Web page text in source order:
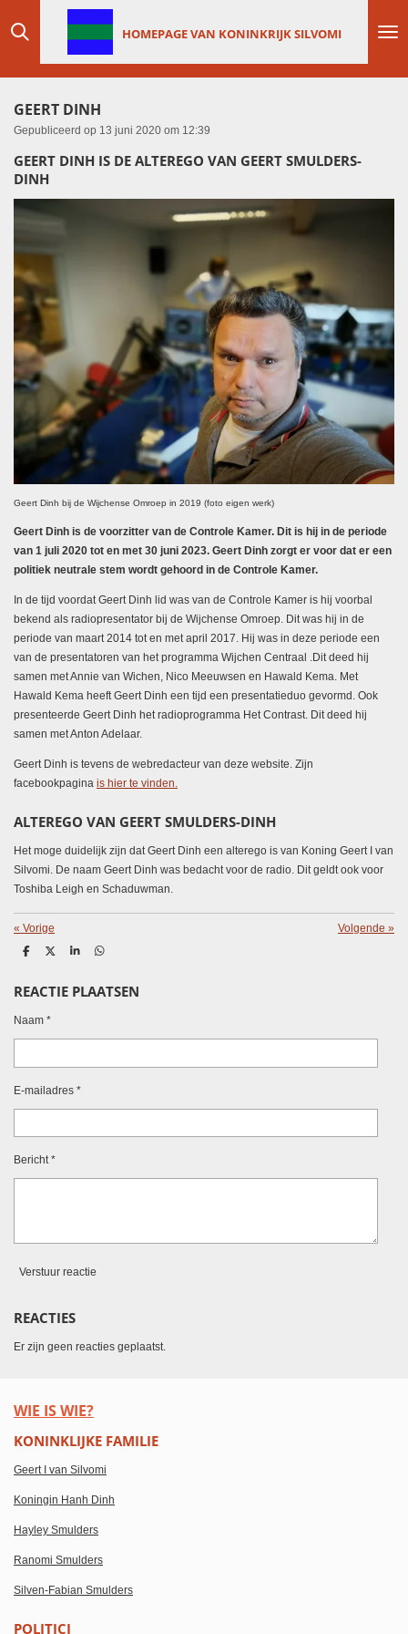
direct
de
HOMEPAGE VAN KONINKRIJK SILVOMI
GEERT DINH
Gepubliceerd op 13 juni 2020 om 12:39
GEERT DINH IS DE ALTEREGO VAN GEERT SMULDERS-
DINH
Geert Dinh bij de Wijchense Omroep in 2019 (foto eigen werk)
Geert Dinh is de voorzitter van de Controle Kamer. Dit is hij in de periode
van 1 juli 2020 tot en met 30 juni 2023. Geert Dinh zorgt er voor dat er een
politiek neutrale stem wordt gehoord in de Controle Kamer.
In de tijd voordat Geert Dinh lid was van de Controle Kamer is hij voorbal
bekend als radiopresentator bij de Wijchense Omroep. Dit was hij in de
periode van maart 2014 tot en met april 2017. Hij was in deze periode een
van de presentatoren van het programma Wijchen Centraal .Dit deed hij
samen met Annie van Wichen, Nico Meeuwsen en Hawald Kema. Met
Hawald Kema heeft Geert Dinh een tijd een presentatieduo gevormd. Ook
presenteerde Geert Dinh het radioprogramma Het Contrast. Dit deed hij
samen met Anton Adelaar.
Geert Dinh is tevens de webredacteur van deze website. Zijn
facebookpagina is hier te vinden.
ALTEREGO VAN GEERT SMULDERS-DINH
Het moge duidelijk zijn dat Geert Dinh een alterego is van Koning Geert I van
Silvomi. De naam Geert Dinh was bedacht voor de radio. Dit geldt ook voor
Toshiba Leigh en Schaduwman.
« Vorige Volgende »
D
e
n
D
l
S
r
e
D
e
n
REACTIE PLAATSEN
Naam *
E-mailadres *
Bericht *
Verstuur reactie
REACTIES
Er zijn geen reacties geplaatst.
WIE IS WIE?
KONINKLIJKE FAMILIE
Geert I van Silvomi
Koningin Hanh Dinh
Hayley Smulders
Ranomi Smulders
Silven-Fabian Smulders
POLITICI